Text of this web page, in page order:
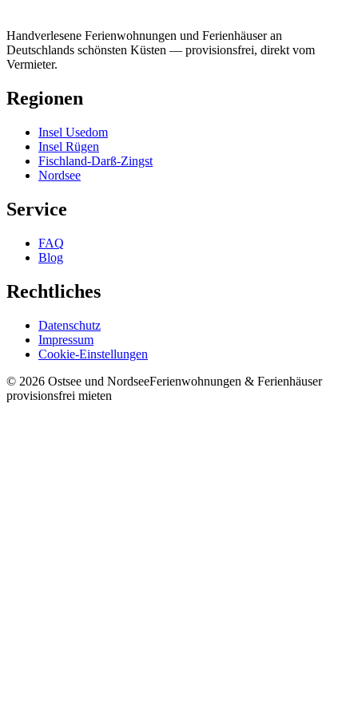
Handverlesene Ferienwohnungen und Ferienhäuser an
Deutschlands schönsten Küsten — provisionsfrei, direkt vom
Vermieter.
Regionen
Insel Usedom
Insel Rügen
Fischland-Darß-Zingst
Nordsee
Service
FAQ
Blog
Rechtliches
Datenschutz
Impressum
Cookie-Einstellungen
© 2026 Ostsee und NordseeFerienwohnungen & Ferienhäuser
provisionsfrei mieten